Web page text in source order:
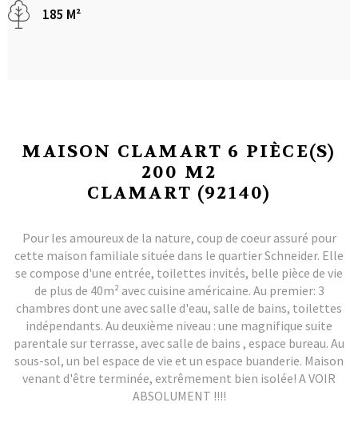
185 M²
MAISON CLAMART 6 PIÈCE(S)
200 M2
CLAMART (92140)
Pour les amoureux de la nature, coup de coeur assuré pour
cette maison familiale située dans le quartier Schneider. Elle
se compose d'une entrée, toilettes invités, belle pièce de vie
de plus de 40m² avec cuisine américaine. Au premier: 3
chambres dont une avec salle d'eau, salle de bains, toilettes
indépendants. Au deuxième niveau : une magnifique suite
parentale sur terrasse, avec salle de bains , espace bureau. Au
sous-sol, un bel espace de vie et un espace buanderie. Maison
venant d'être terminée, extrêmement bien isolée! A VOIR
ABSOLUMENT !!!!